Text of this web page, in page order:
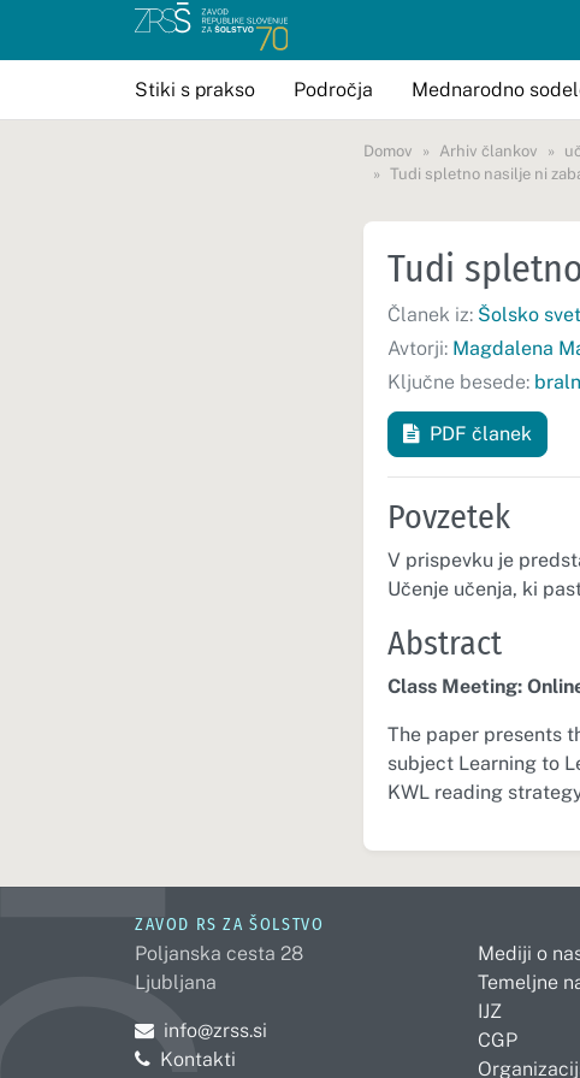
Stiki s prakso Področja Mednarodno
Domov Arhiv člankov
Tudi spletno nasilje ni
Tudi
Članek iz: Šolsko
Avtorji: Magdalena
Ključne besede:
PDF članek
Povzetek
V prispevku je
Učenje učenja, ki
Abstract
Class Meeting:
The paper presents
subject Learning to
KWL reading
ZAVOD RS ZA ŠOLSTVO
Poljanska cesta 28
Ljubljana
Pošljite e-mail na
info@zrss.si
Kontakti
Mediji o
Temeljne
IJZ
CGP